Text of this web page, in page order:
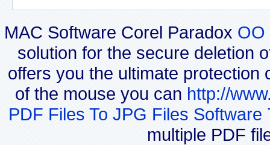
MAC Software Corel Paradox OO
solution for the secure deletion
offers you the ultimate
of the mouse you can http://
PDF Files To JPG Files Software
multiple PDF